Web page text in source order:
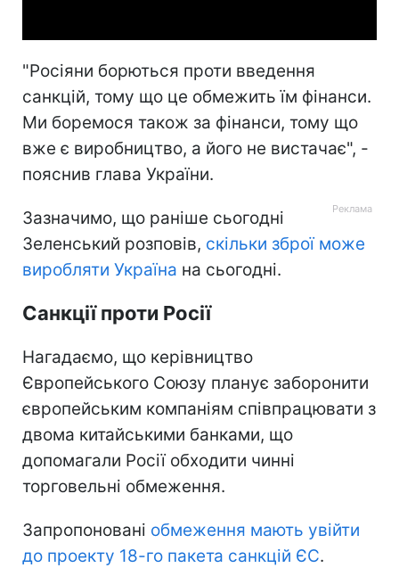
"Росіяни борються проти введення
санкцій, тому що це обмежить їм фінанси.
Ми боремося також за фінанси, тому що
вже є виробництво, а його не вистачає", -
пояснив глава України.
Зазначимо, що раніше сьогодні
Зеленський розповів, скільки зброї може
виробляти Україна на сьогодні.
Санкції проти Росії
Нагадаємо, що керівництво
Європейського Союзу планує заборонити
європейським компаніям співпрацювати з
двома китайськими банками, що
допомагали Росії обходити чинні
торговельні обмеження.
Запропоновані обмеження мають увійти
до проекту 18-го пакета санкцій ЄС.